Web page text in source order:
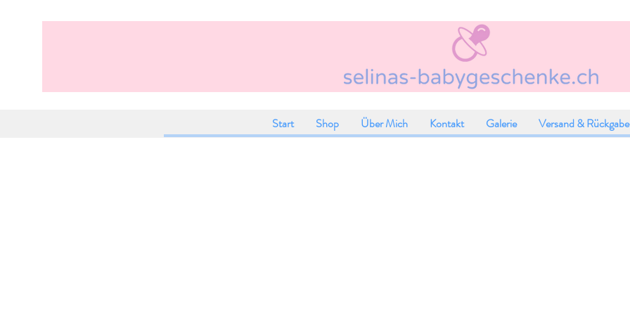
Start Shop Über Mich Kontakt Galerie Versand & Rückgabe